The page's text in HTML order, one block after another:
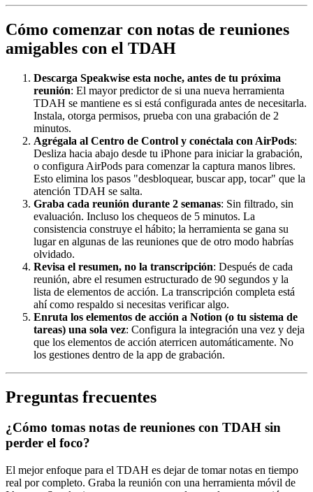
Cómo comenzar con notas de reuniones
amigables con el TDAH
Descarga Speakwise esta noche, antes de tu próxima
reunión: El mayor predictor de si una nueva herramienta
TDAH se mantiene es si está configurada antes de necesitarla.
Instala, otorga permisos, prueba con una grabación de 2
minutos.
Agrégala al Centro de Control y conéctala con AirPods:
Desliza hacia abajo desde tu iPhone para iniciar la grabación,
o configura AirPods para comenzar la captura manos libres.
Esto elimina los pasos "desbloquear, buscar app, tocar" que la
atención TDAH se salta.
Graba cada reunión durante 2 semanas: Sin filtrado, sin
evaluación. Incluso los chequeos de 5 minutos. La
consistencia construye el hábito; la herramienta se gana su
lugar en algunas de las reuniones que de otro modo habrías
olvidado.
Revisa el resumen, no la transcripción: Después de cada
reunión, abre el resumen estructurado de 90 segundos y la
lista de elementos de acción. La transcripción completa está
ahí como respaldo si necesitas verificar algo.
Enruta los elementos de acción a Notion (o tu sistema de
tareas) una sola vez: Configura la integración una vez y deja
que los elementos de acción aterricen automáticamente. No
los gestiones dentro de la app de grabación.
Preguntas frecuentes
¿Cómo tomas notas de reuniones con TDAH sin
perder el foco?
El mejor enfoque para el TDAH es dejar de tomar notas en tiempo
real por completo. Graba la reunión con una herramienta móvil de